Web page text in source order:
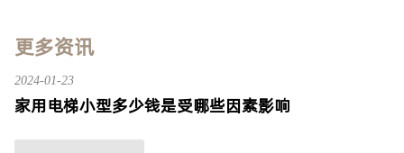
更多资讯
2024-01-23
家用电梯小型多少钱是受哪些因素影响